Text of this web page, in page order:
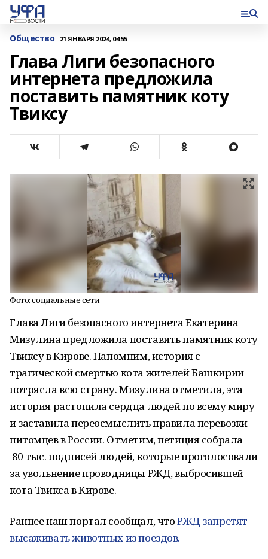
Общество 21 ЯНВАРЯ 2024, 04:55
Глава Лиги безопасного
интернета предложила
поставить памятник коту
Твиксу
Фото: социальные сети
Глава Лиги безопасного интернета Екатерина
Мизулина предложила поставить памятник коту
Твиксу в Кирове. Напомним, история с
трагической смертью кота жителей Башкирии
потрясла всю страну. Мизулина отметила, эта
история растопила сердца людей по всему миру
и заставила переосмыслить правила перевозки
питомцев в России. Отметим, петиция собрала
80 тыс. подписей людей, которые проголосовали
за увольнение проводницы РЖД, выбросившей
кота Твикса в Кирове.
Раннее наш портал сообщал, чтоРЖД запретят
высаживать животных из поездов.